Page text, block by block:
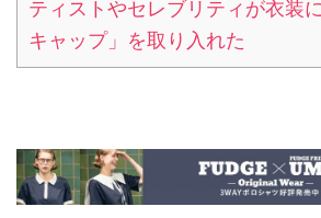
ティストやセレブリティが衣装
キャップ」を取り入れた